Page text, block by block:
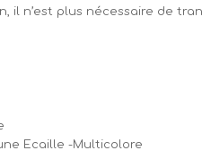
il n’est plus nécessaire de
Ecaille -Multicolore